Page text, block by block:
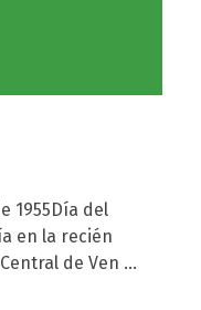
1955Día del
en la recién
de Ven ...